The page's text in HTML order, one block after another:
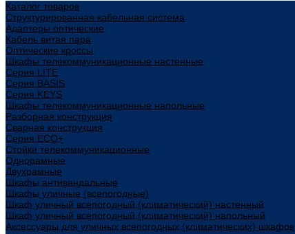
Каталог товаров
Структурированная кабельная система
Адаптеры оптические
Кабель витая пара
Оптические кроссы
Шкафы телекоммуникационные настенные
Cерия LITE
Cерия BASIS
Cерия KEYS
Шкафы телекоммуникационные напольные
Разборная конструкция
Сварная конструкция
Серия ECO+
Стойки телекоммуникационные
Однорамные
Двухрамные
Шкафы антивандальные
Шкафы уличные (всепогодные)
Шкаф уличный всепогодный (климатический) настенный
Шкаф уличный всепогодный (климатический) напольный
Аксессуары для уличных всепогодных (климатических) шкафов